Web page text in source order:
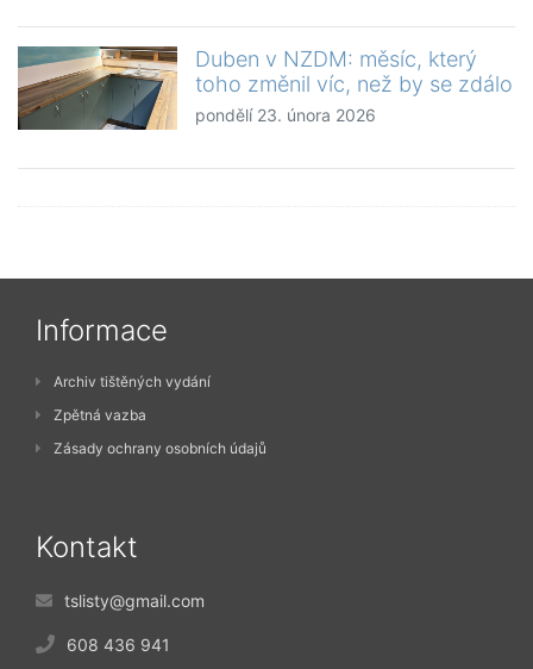
Duben v NZDM: měsíc, který
toho změnil víc, než by se zdálo
pondělí 23. února 2026
Informace
Archiv tištěných vydání
Zpětná vazba
Zásady ochrany osobních údajů
Kontakt
tslisty@gmail.com
608 436 941